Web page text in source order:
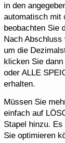
in den
automatisch mit
beobachten Sie
Nach Abschluss
um die
klicken Sie
oder ALLE
erhalten.
Müssen Sie
einfach auf
Stapel hinzu.
Sie optimieren